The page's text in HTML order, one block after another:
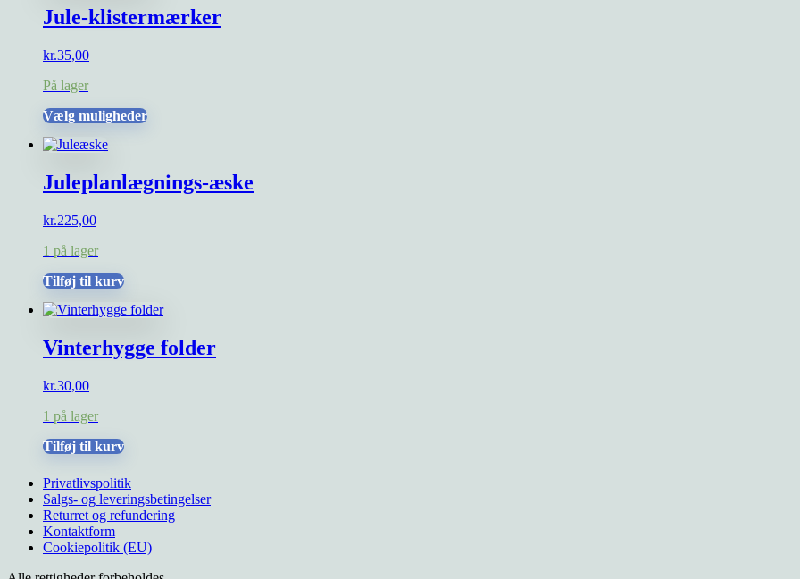
Jule-klistermærker
kr.35,00
På lager
Vælg mulighederDette
varianter.
Mulighederne
Juleplanlægnings-æske
kr.225,00
1 på lager
Tilføj til kurv
Vinterhygge folder
kr.30,00
1 på lager
Tilføj til kurv
Privatlivspolitik
Salgs- og leveringsbetingelser
Returret og refundering
Kontaktform
Cookiepolitik (EU)